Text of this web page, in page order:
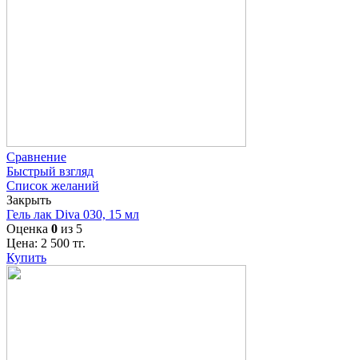
Сравнение
Быстрый взгляд
Список желаний
Закрыть
Гель лак Diva 030, 15 мл
Оценка 0 из 5
Цена: 2 500 тг.
Купить